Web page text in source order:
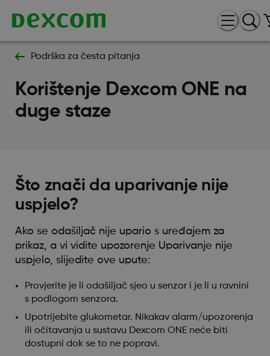
Podrška za česta pitanja
Korištenje Dexcom ONE na
duge staze
Što znači da uparivanje nije
uspjelo?
Ako se odašiljač nije upario s uređajem za
prikaz, a vi vidite upozorenje Uparivanje nije
uspjelo, slijedite ove upute:
Provjerite je li odašiljač sjeo u senzor i je li u ravnini
s podlogom senzora.
Upotrijebite glukometar. Nikakav alarm/upozorenja
ili očitavanja u sustavu Dexcom ONE neće biti
dostupni dok se to ne popravi.